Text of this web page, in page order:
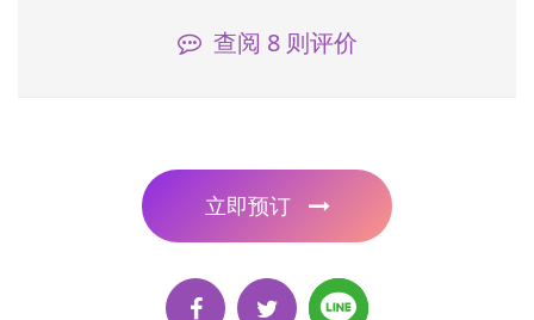
查阅 8则评价
立即预订